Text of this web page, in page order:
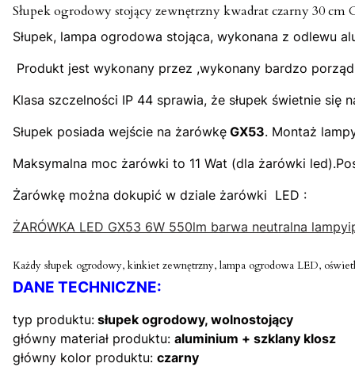
Słupek ogrodowy stojący zewnętrzny kwadrat czarny 30
Słupek, lampa ogrodowa stojąca, wykonana z odlewu
Produkt jest wykonany przez ,wykonany bardzo
Klasa szczelności IP 44 sprawia, że słupek świetnie
Słupek posiada wejście na żarówkę GX53. Montaż
Maksymalna moc żarówki to 11 Wat (dla żarówki
Żarówkę można dokupić w dziale żarówki LED :
ŻARÓWKA LED GX53 6W 550lm barwa neutralna
Każdy słupek ogrodowy, kinkiet zewnętrzny, lampa ogrodowa LED,
DANE TECHNICZNE:
typ produktu: słupek ogrodowy, wolnostojący
główny materiał produktu: aluminium + szklany klosz
główny kolor produktu: czarny